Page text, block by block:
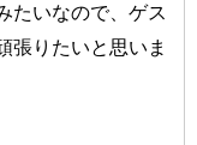
たいなので、ゲス
張りたいと思いま